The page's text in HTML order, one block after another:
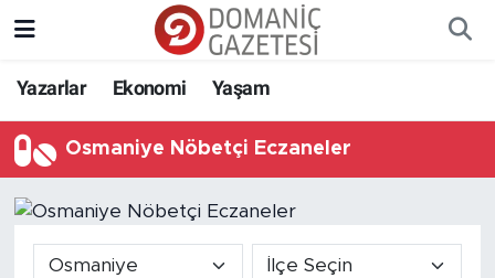
Yazarlar Ekonomi Yaşam
Osmaniye Nöbetçi Eczaneler